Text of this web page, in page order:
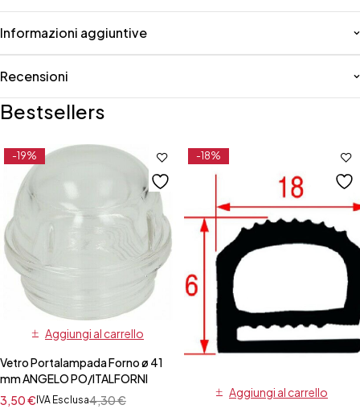
Informazioni aggiuntive
Recensioni
Bestsellers
-19%
Aggiungi al carrello
Vetro Portalampada Forno ø 41
mm ANGELO PO/ITALFORNI
4,30€
3,50€ IVA Esclusa
-18%
Aggiungi al carrello